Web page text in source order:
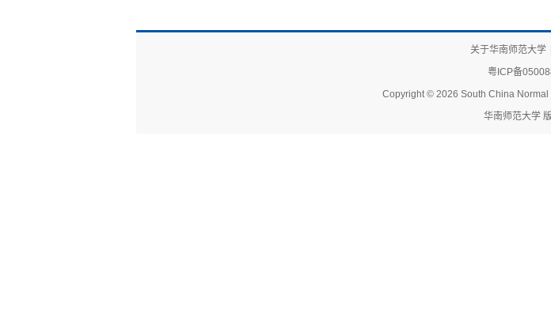
关于华南师范大学
粤ICP备
Copyright © 2026 South China Normal
华南师范大学